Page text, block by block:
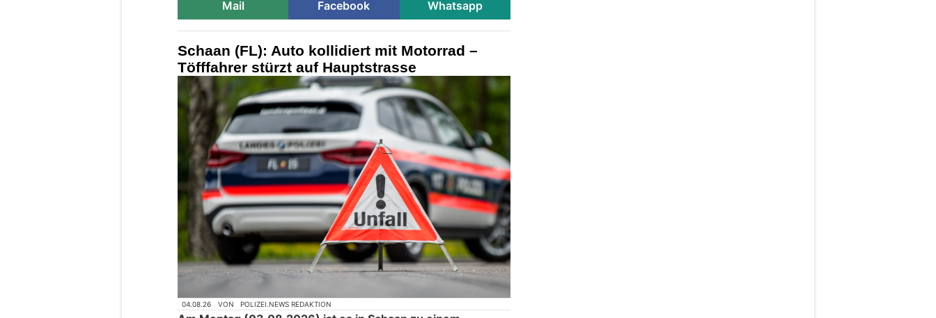
Mail Facebook Whatsapp
Schaan (FL): Auto kollidiert mit Motorrad –
Töfffahrer stürzt auf Hauptstrasse
04.08.26 VON POLIZEI.NEWS REDAKTION